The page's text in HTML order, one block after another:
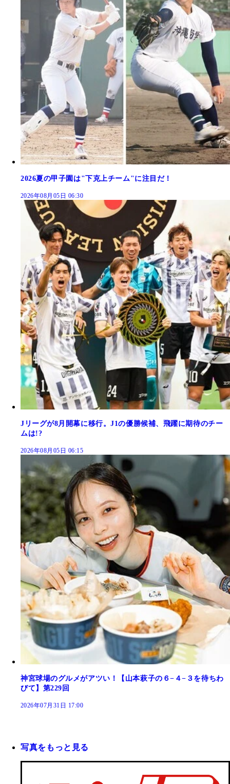
2026夏の甲子園は"下克上チーム"に注目だ！
2026年08月05日 06:30
Jリーグが8月開幕に移行。J1の優勝候補、飛躍に期待のチー
ムは!?
2026年08月05日 06:15
神宮球場のグルメがアツい！【山本萩子の６−４−３を待ちわ
びて】第229回
2026年07月31日 17:00
写真をもっと見る